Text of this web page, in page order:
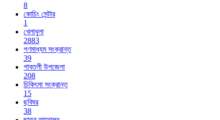
8
কোচিং সেন্টার
1
খেলাধুলা
2883
গণমাধ্যম সংক্রান্ত
39
গাবতলী উপজেলা
208
চিকিৎসা সংক্রান্ত
15
ছবিঘর
38